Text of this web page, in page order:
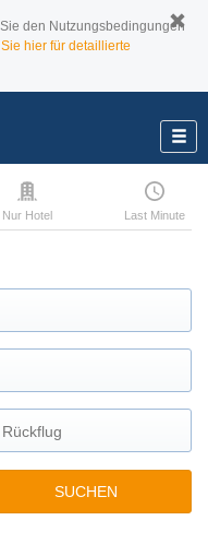
den Nutzungsbedingungen
hier für detaillierte
Nur Hotel Last Minute
SUCHEN